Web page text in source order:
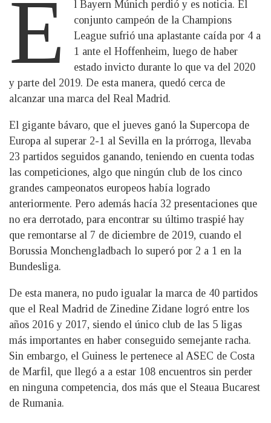
E
l Bayern Múnich perdió y es noticia. El
conjunto campeón de la Champions
League sufrió una aplastante caída por 4 a
1 ante el Hoffenheim, luego de haber
estado invicto durante lo que va del 2020
y parte del 2019. De esta manera, quedó cerca de
alcanzar una marca del Real Madrid.
El gigante bávaro, que el jueves ganó la Supercopa de
Europa al superar 2-1 al Sevilla en la prórroga, llevaba
23 partidos seguidos ganando, teniendo en cuenta todas
las competiciones, algo que ningún club de los cinco
grandes campeonatos europeos había logrado
anteriormente. Pero además hacía 32 presentaciones que
no era derrotado, para encontrar su último traspié hay
que remontarse al 7 de diciembre de 2019, cuando el
Borussia Monchengladbach lo superó por 2 a 1 en la
Bundesliga.
De esta manera, no pudo igualar la marca de 40 partidos
que el Real Madrid de Zinedine Zidane logró entre los
años 2016 y 2017, siendo el único club de las 5 ligas
más importantes en haber conseguido semejante racha.
Sin embargo, el Guiness le pertenece al ASEC de Costa
de Marfil, que llegó a a estar 108 encuentros sin perder
en ninguna competencia, dos más que el Steaua Bucarest
de Rumania.